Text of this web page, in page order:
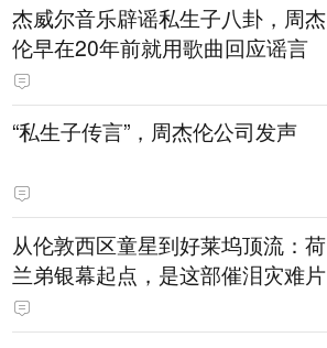
杰威尔音乐辟谣私生子八卦，周杰
伦早在20年前就用歌曲回应谣言
“私生子传言”，周杰伦公司发声
从伦敦西区童星到好莱坞顶流：荷
兰弟银幕起点，是这部催泪灾难片